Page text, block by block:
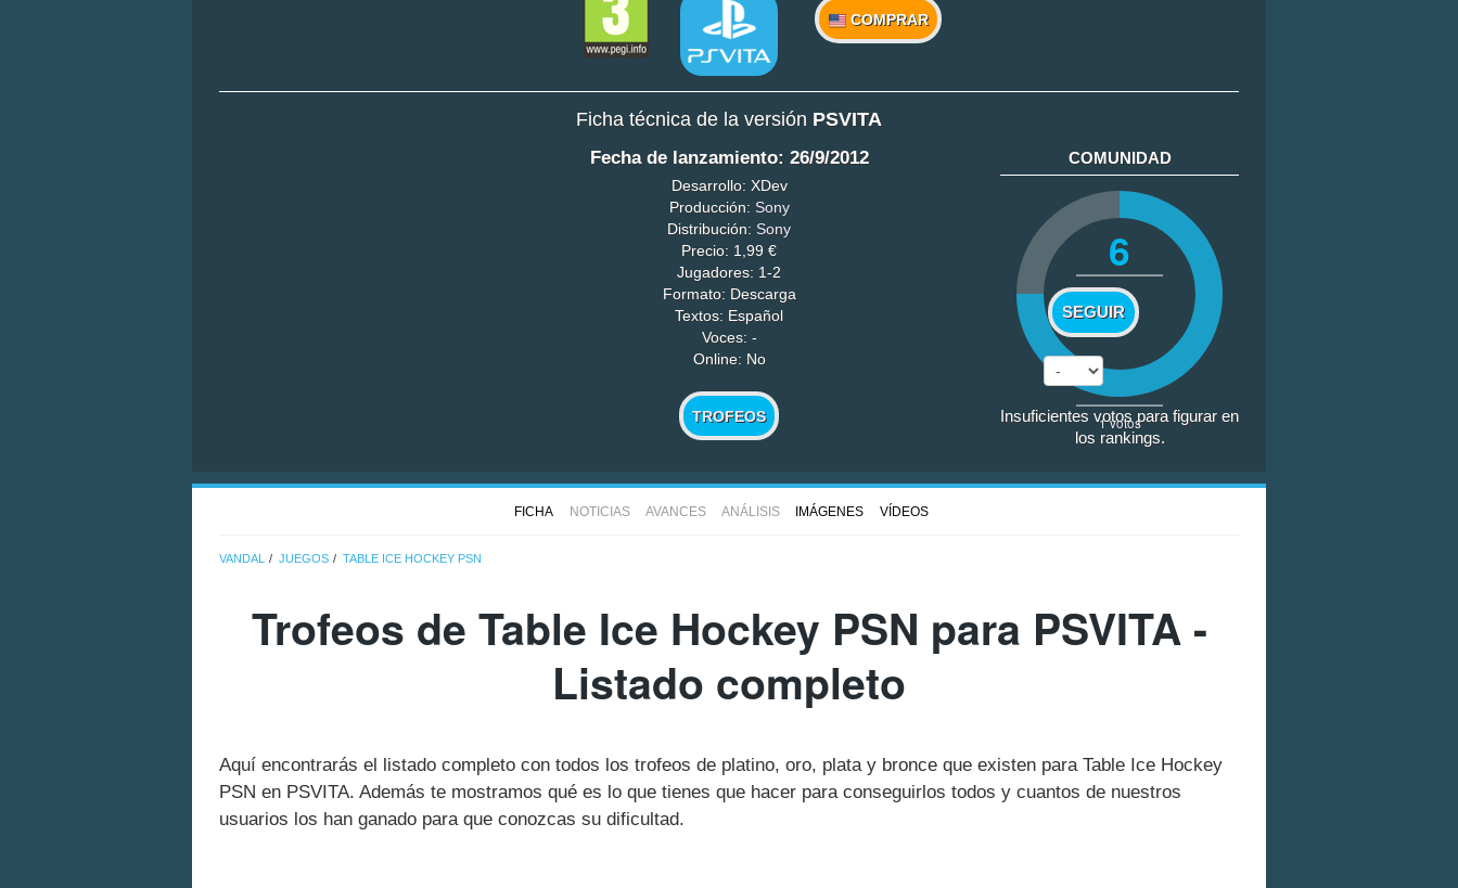
COMPRAR
Ficha técnica de la versión PSVITA
Fecha de lanzamiento: 26/9/2012
Desarrollo: XDev
Producción: Sony
Distribución: Sony
Precio: 1,99 €
Jugadores: 1-2
Formato: Descarga
Textos: Español
Voces: -
Online: No
TROFEOS
COMUNIDAD
6
SEGUIR
1votos
Insuficientes votos para figurar en
los rankings.
FICHA NOTICIAS AVANCES ANÁLISIS IMÁGENES VÍDEOS
VANDAL JUEGOS TABLE ICE HOCKEY PSN
Trofeos de Table Ice Hockey PSN para PSVITA -
Listado completo
Aquí encontrarás el listado completo con todos los trofeos de platino, oro, plata y bronce que existen para Table Ice Hockey
PSN en PSVITA. Además te mostramos qué es lo que tienes que hacer para conseguirlos todos y cuantos de nuestros
usuarios los han ganado para que conozcas su dificultad.